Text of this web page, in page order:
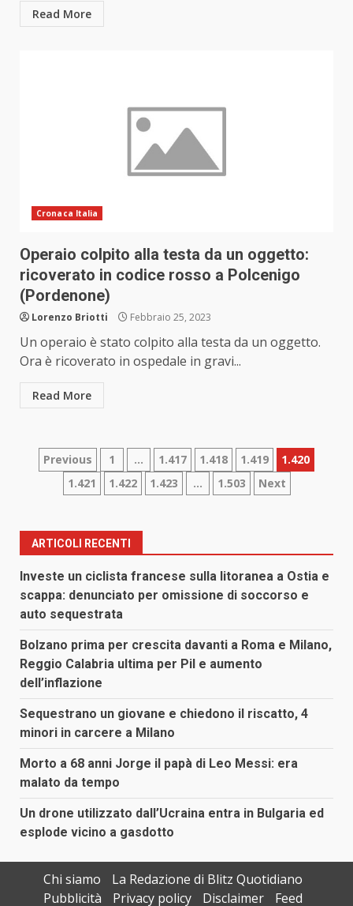
Read More
Cronaca Italia
Operaio colpito alla testa da un oggetto:
ricoverato in codice rosso a Polcenigo
(Pordenone)
Lorenzo Briotti Febbraio 25, 2023
Un operaio è stato colpito alla testa da un oggetto.
Ora è ricoverato in ospedale in gravi...
Read More
Paginazione
degli
articoli
Previous 1 … 1.417 1.418 1.419
1.420
1.421
1.422 1.423 … 1.503 Next
ARTICOLI RECENTI
Investe un ciclista francese sulla litoranea a Ostia e
scappa: denunciato per omissione di soccorso e
auto sequestrata
Bolzano prima per crescita davanti a Roma e Milano,
Reggio Calabria ultima per Pil e aumento
dell’inflazione
Sequestrano un giovane e chiedono il riscatto, 4
minori in carcere a Milano
Morto a 68 anni Jorge il papà di Leo Messi: era
malato da tempo
Un drone utilizzato dall’Ucraina entra in Bulgaria ed
esplode vicino a gasdotto
Chi siamo
La Redazione di Blitz Quotidiano
Pubblicità
Privacy policy Disclaimer Feed